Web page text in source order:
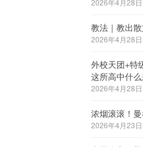
2026年4月28日
教法｜教出
2026年4月28日
外校天团+特
这所高中什
2026年4月28日
浓烟滚滚！
2026年4月23日